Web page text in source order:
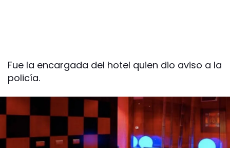
Fue la encargada del hotel quien dio aviso a la
policía.